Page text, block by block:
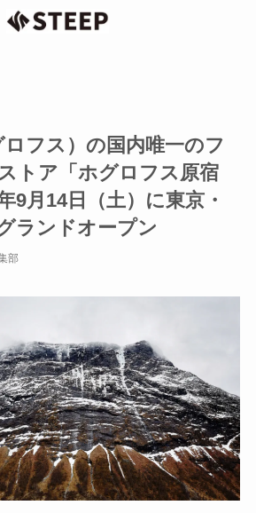
フス）の国内唯一のフ
トア「ホグロフス原宿
9月14日（土）に東京・
ランドオープン
部